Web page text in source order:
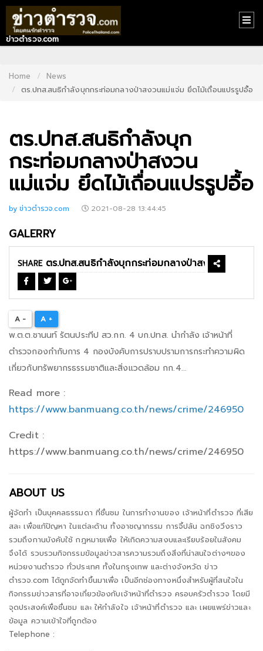
HOME
CONTACT
US
US
RECOMMEND
NEWS
LOGIN
REGISTER
ข่าวตำรวจ.com
Home
News
ตร.ปทส.สนธิกำลังบุกกระท่อมกลางป่าสงวนแม่แจ่ม ยึดไม้เถื่อนแปรรูปอื้อ
ตร.ปทส.สนธิกำลังบุก
กระท่อมกลางป่าสงวน
แม่แจ่ม ยึดไม้เถื่อนแปรรูปอื้อ
by ข่าวตำรวจ.com 2021-08-28 13:44:45
GALERRY
SHARE
A - A +
พ.ต.ต.ชานนท์ รัตนประทีป สว.กก. 4 บก.ปทส. นำกำลัง เจ้าหน้าที่
ตำรวจกองกำกับการ 4 กองบังคับการปราบปรามการกระทำความผิด
เกี่ยวกับทรัพยากรธรรมชาติและสิ่งแวดล้อม กก.4...
Read more :
https://www.banmuang.co.th/news/crime/246950
Credit :
https://www.banmuang.co.th/news/crime/246950
ABOUT US
ผู้จัดทำ เป็นบุคคลธรรมดา ที่ชื่นชม ในการทำงานของ เจ้าหน้าที่ตำรวจ ที่เสีย
สละ เพื่อแก้ปัญหา ในแต่ละด้าน ทั้งอาชญากรรม การจี้ปล้น ฉกชิงวิ่งราว
รวมถึงกานบังคับใช้ กฎหมายเพื่อ ให้เกิดความสงบและเรียบร้อยในสังคม
จึงได้ รวบรวมกิจกรรมข้อมูลข่าวสารความรวมถึงสิ่งที่น่าสนใจต่างๆของ
หน่วยงานตำรวจ ทั่วประเทศ ทั้งในกรุงเทพ และต่างจังหวัด ข่าว
ตำรวจ.com ได้ถูกจัดทำขึ้นมาเพื่อ เป็นอีกช่องทางหนึ่งสำหรับผู้ที่สนใจใน
กิจกรรมข่าวสารที่อาจเกี่ยวข้องกับเจ้าหน้าที่ตำรวจ ครอบครัวตำรวจ โดยมี
จุดประสงค์เพื่อชื่นชม และ ให้กำลังใจ เจ้าหน้าที่ตำรวจ และ เผยแพร่ข่าวและ
ข้อมูล ความเข้าใจที่ถูกต้อง
Telephone :